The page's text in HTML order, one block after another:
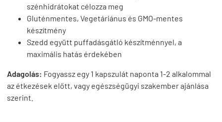
szénhidrátokat célozza meg
Gluténmentes, Vegetáriánus és GMO-mentes
készítmény
Szedd együtt puffadásgátló készítménnyel, a
maximális hatás érdekében
Adagolás: Fogyassz egy 1 kapszulát naponta 1-2 alkalommal
az étkezések előtt, vagy egészségügyi szakember ajánlása
szerint.